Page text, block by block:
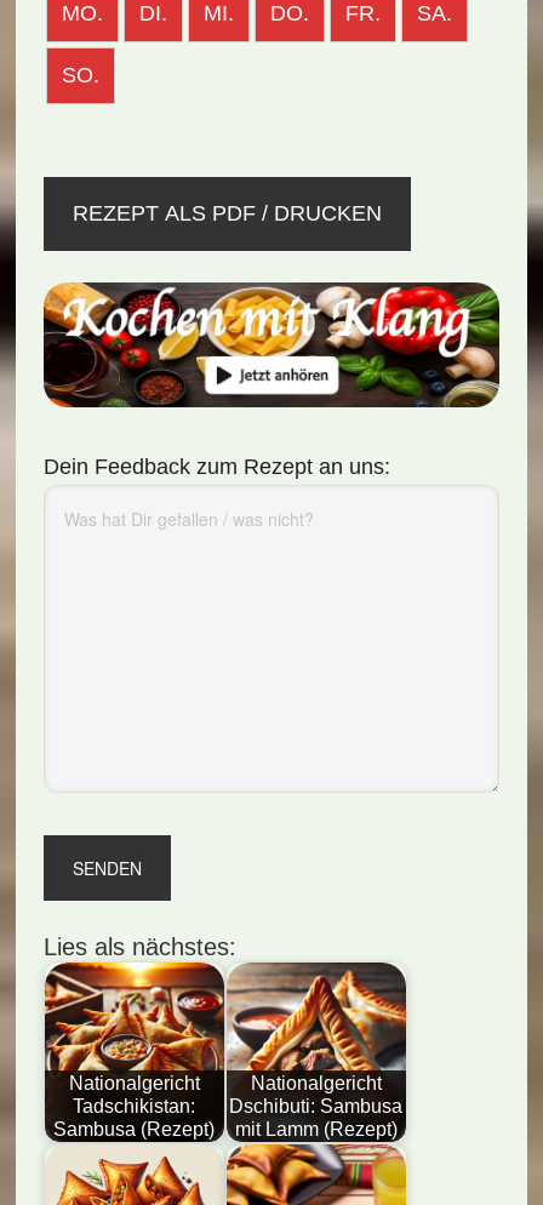
MO. DI. MI. DO. FR. SA.
SO.
REZEPT ALS PDF / DRUCKEN
Dein Feedback zum Rezept an uns:
Lies als nächstes:
Nationalgericht
Tadschikistan:
Sambusa (Rezept)
Nationalgericht
Dschibuti: Sambusa
mit Lamm (Rezept)